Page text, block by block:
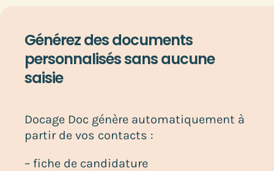
Générez des documents
personnalisés sans aucune
saisie
Docage Doc génère automatiquement à
partir de vos contacts :
– fiche de candidature